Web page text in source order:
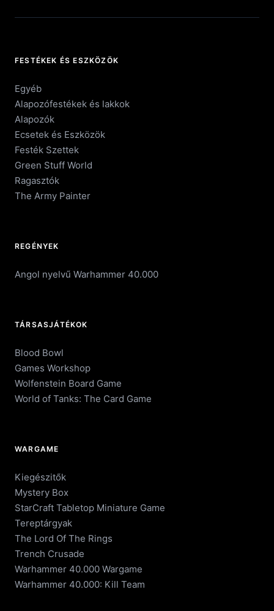
FESTÉKEK ÉS ESZKÖZÖK
Egyéb
Alapozófestékek és lakkok
Alapozók
Ecsetek és Eszközök
Festék Szettek
Green Stuff World
Ragasztók
The Army Painter
REGÉNYEK
Angol nyelvű Warhammer 40.000
TÁRSASJÁTÉKOK
Blood Bowl
Games Workshop
Wolfenstein Board Game
World of Tanks: The Card Game
WARGAME
Kiegészitők
Mystery Box
StarCraft Tabletop Miniature Game
Tereptárgyak
The Lord Of The Rings
Trench Crusade
Warhammer 40.000 Wargame
Warhammer 40.000: Kill Team